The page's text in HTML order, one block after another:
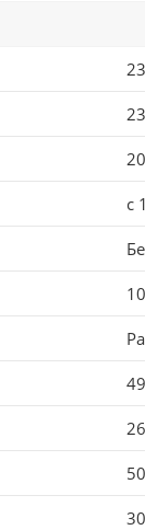
с
49
50
30